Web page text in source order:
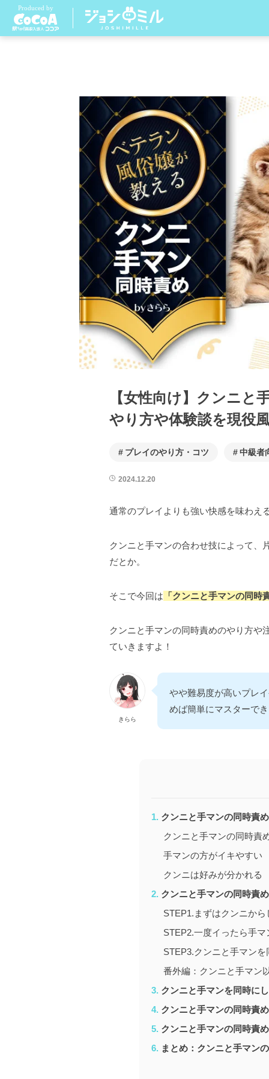
【女性向け】クンニと
やり方や体験談を現役
プレイのやり方・コツ 中級者
2024.12.20
通常のプレイよりも強い快感を味わえ
クンニと手マンの合わせ技によって、
だとか。
そこで今回は 「クンニと手マンの同
クンニと手マンの同時責めのやり方や
ていきますよ！
きらら
やや難易度が高いプレ
めば簡単にマスターで
クンニと手マンの同時責
クンニと手マンの同時責
手マンの方がイキやすい
クンニは好みが分かれる
クンニと手マンの同時責
STEP1.まずはクンニから
STEP2.一度イったら手
STEP3.クンニと手マン
番外編：クンニと手マン
クンニと手マンを同時に
クンニと手マンの同時責
クンニと手マンの同時責
まとめ：クンニと手マン